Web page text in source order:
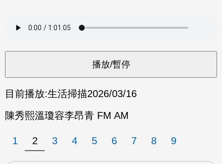
目前播放:生活掃描2026/03/16
陳秀熙溫瓊容李昂青 FM AM
1 2 3 4 5 6 7 8 9